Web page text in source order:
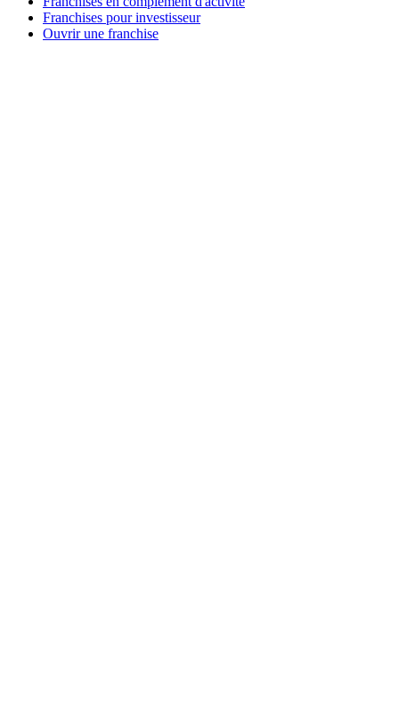
Franchises pour investisseur
Ouvrir une franchise